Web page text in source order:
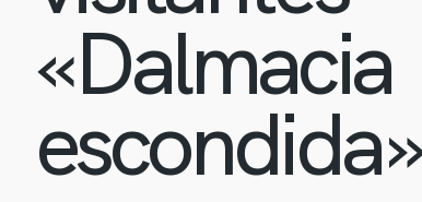
«Dalmacia
escondida»